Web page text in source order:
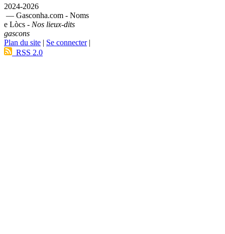
2024-2026
— Gasconha.com - Noms
e Lòcs - Nos lieux-dits
gascons
Plan du site | Se connecter|
RSS 2.0